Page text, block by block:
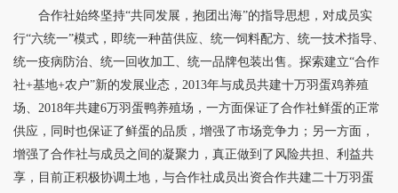
合作社始终坚持“共同发展，抱团出海”的指导思想，对成员实
行“六统一”模式，即统一种苗供应、统一饲料配方、统一技术指导、
统一疫病防治、统一回收加工、统一品牌包装出售。探索建立“合作
社+基地+农户”新的发展业态，2013年与成员共建十万羽蛋鸡养殖
场、2018年共建6万羽蛋鸭养殖场，一方面保证了合作社鲜蛋的正常
供应，同时也保证了鲜蛋的品质，增强了市场竞争力；另一方面，
增强了合作社与成员之间的凝聚力，真正做到了风险共担、利益共
享，目前正积极协调土地，与合作社成员出资合作共建二十万羽蛋